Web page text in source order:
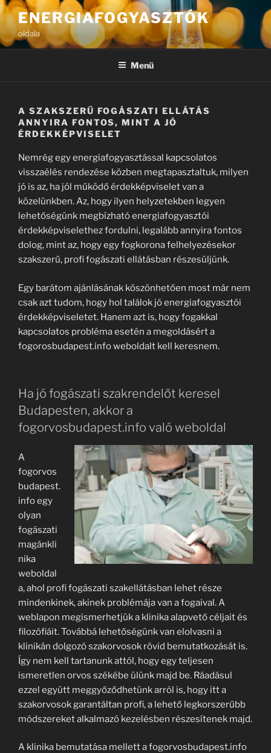
Tartalomhoz
ENERGIAFOGYASZTÓK
oldala
Menü
A SZAKSZERŰ FOGÁSZATI ELLÁTÁS
ANNYIRA FONTOS, MINT A JÓ
ÉRDEKKÉPVISELET
Nemrég egy energiafogyasztással kapcsolatos
visszaélés rendezése közben megtapasztaltuk, milyen
jó is az, ha jól működő érdekképviselet van a
közelünkben. Az, hogy ilyen helyzetekben legyen
lehetőségünk megbízható energiafogyasztói
érdekképviselethez fordulni, legalább annyira fontos
dolog, mint az, hogy egy fogkorona felhelyezésekor
szakszerű, profi fogászati ellátásban részesüljünk.
Egy barátom ajánlásának köszönhetően most már nem
csak azt tudom, hogy hol találok jó energiafogyasztói
érdekképviseletet. Hanem azt is, hogy fogakkal
kapcsolatos probléma esetén a megoldásért a
fogorosbudapest.info weboldalt kell keresnem.
Ha jó fogászati szakrendelőt keresel
Budapesten, akkor a
fogorvosbudapest.info való weboldal
A
fogorvos
budapest.
info egy
olyan
fogászati
magánkli
nika
weboldal
a, ahol profi fogászati szakellátásban lehet része
mindenkinek, akinek problémája van a fogaival. A
weblapon megismerhetjük a klinika alapvető céljait és
filozófiáit. Továbbá lehetőségünk van elolvasni a
klinikán dolgozó szakorvosok rövid bemutatkozását is.
Így nem kell tartanunk attól, hogy egy teljesen
ismeretlen orvos székébe ülünk majd be. Ráadásul
ezzel együtt meggyőződhetünk arról is, hogy itt a
szakorvosok garantáltan profi, a lehető legkorszerűbb
módszereket alkalmazó kezelésben részesítenek majd.
A klinika bemutatása mellett a fogorvosbudapest.info